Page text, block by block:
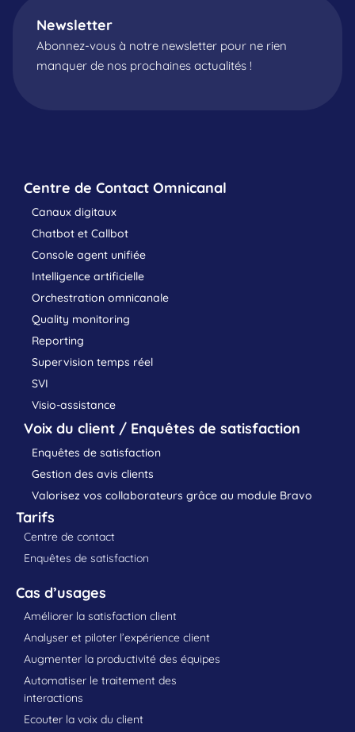
Newsletter
Abonnez-vous à notre newsletter pour ne rien
manquer de nos prochaines actualités !
Centre de Contact Omnicanal
Canaux digitaux
Chatbot et Callbot
Console agent unifiée
Intelligence artificielle
Orchestration omnicanale
Quality monitoring
Reporting
Supervision temps réel
SVI
Visio-assistance
Voix du client / Enquêtes de satisfaction
Enquêtes de satisfaction
Gestion des avis clients
Valorisez vos collaborateurs grâce au module Bravo
Tarifs
Centre de contact
Enquêtes de satisfaction
Cas d’usages
Améliorer la satisfaction client
Analyser et piloter l’expérience client
Augmenter la productivité des équipes
Automatiser le traitement des
interactions
Ecouter la voix du client